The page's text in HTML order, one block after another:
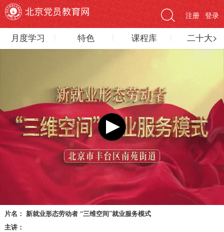
登录
注册
月度学习 特色 课程库 二十大>
片名： 新就业形态劳动者 “三维空间”就业服务模式
主讲：